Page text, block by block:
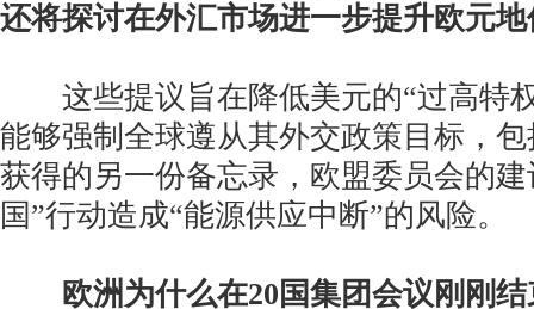
还将探讨在外汇市场进一步提升欧元
这些提议旨在降低美元的“过高特
能够强制全球遵从其外交政策目标，
获得的另一份备忘录，欧盟委员会的
国”行动造成“能源供应中断”的风险。
欧洲为什么在20国集团会议刚刚